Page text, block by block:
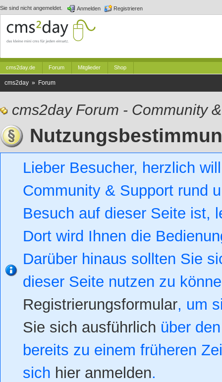
Sie sind nicht angemeldet. Anmelden Registrieren
cms2day.de Forum Mitglieder Shop
cms2day » Forum
cms2day Forum - Community
Lieber Besucher, herzlich
Community & Support rund
Besuch auf dieser Seite ist,
Dort wird Ihnen die
Darüber hinaus sollten Sie
dieser Seite nutzen zu
Registrierungsformular, um
Sie sich ausführlich über
bereits zu einem früheren
sich hier anmelden.